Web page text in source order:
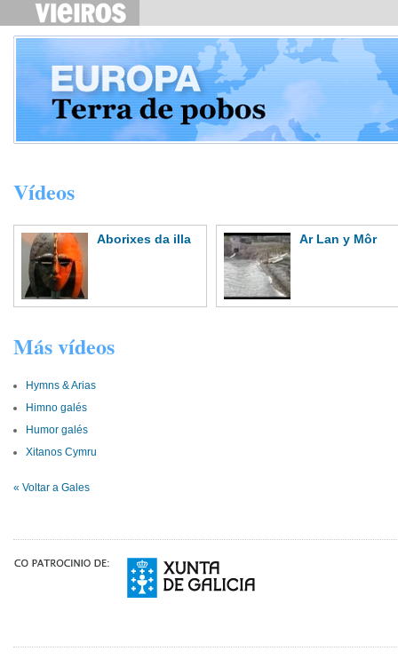
Vídeos
Aborixes da illa Ar Lan y Môr
Más vídeos
Hymns & Arias
Himno galés
Humor galés
Xitanos Cymru
« Voltar a Gales